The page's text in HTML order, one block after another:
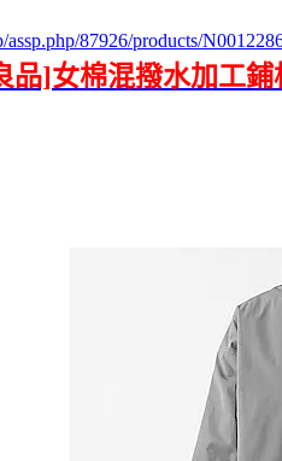
87926/products/
女棉混撥水加工鋪